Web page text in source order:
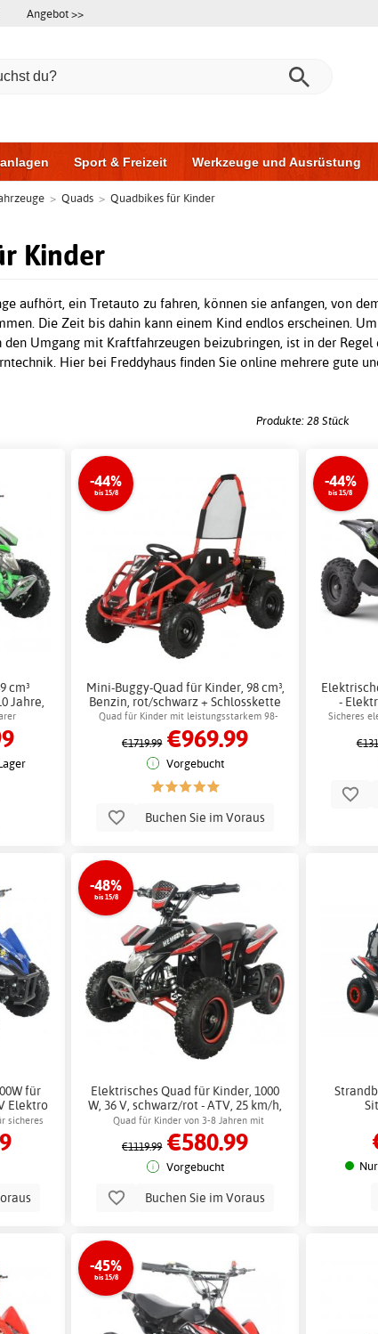
Angebot >>
Sport & Freizeit Werkzeuge und Ausrüstung
Möbel für das Badezimmer
> Quads > Quadbikes für Kinder
Kinder
aufhört, ein Tretauto zu fahren, können sie anfangen, von
Die Zeit bis dahin kann einem Kind endlos erscheinen.
den Umgang mit Kraftfahrzeugen beizubringen, ist in der
Hier bei Freddyhaus finden Sie online mehrere gute
Produkte: 28 Stück
cm³
Jahre,
-44%
bis 15/8
Mini-Buggy-Quad für Kinder, 98 cm³,
Benzin, rot/schwarz + Schlosskette
Quad für Kinder mit leistungsstarkem 98-
cm³-Motor
€1719.99 €969.99
Vorgebucht
Buchen Sie im Voraus
-44%
bis 15/8
-
Sicheres
für
Elektro
sicheres
-48%
bis 15/8
Elektrisches Quad für Kinder, 1000
W, 36 V, schwarz/rot - ATV, 25 km/h,
Scheibenbremse + Schlosskette
Quad für Kinder von 3-8 Jahren mit
leistungsstarkem Motor
€1119.99 €580.99
Vorgebucht
Buchen Sie im Voraus
-45%
bis 15/8